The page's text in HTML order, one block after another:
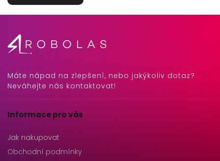
Máte nápad na zlepšení, nebo jakýkoliv dotaz?
Neváhejte nás kontaktovat!
Informace pro vás
Jak nakupovat
Obchodní podmínky